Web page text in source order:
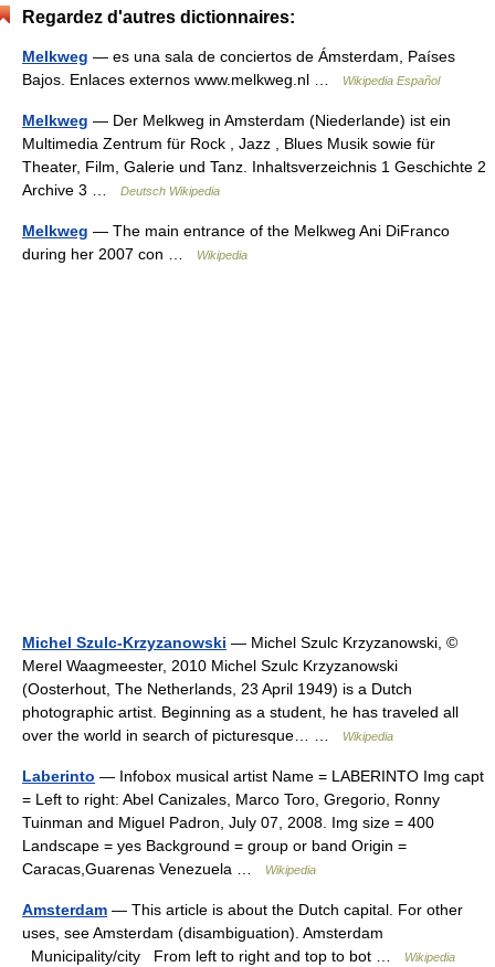
Regardez d'autres dictionnaires:
Melkweg — es una sala de conciertos de Ámsterdam, Países
Bajos. Enlaces externos www.melkweg.nl …
Wikipedia Español
Melkweg — Der Melkweg in Amsterdam (Niederlande) ist ein
Multimedia Zentrum für Rock , Jazz , Blues Musik sowie für
Theater, Film, Galerie und Tanz. Inhaltsverzeichnis 1 Geschichte 2
Archive 3 …
Deutsch Wikipedia
Melkweg — The main entrance of the Melkweg Ani DiFranco
during her 2007 con …
Wikipedia
Michel Szulc-Krzyzanowski — Michel Szulc Krzyzanowski, ©
Merel Waagmeester, 2010 Michel Szulc Krzyzanowski
(Oosterhout, The Netherlands, 23 April 1949) is a Dutch
photographic artist. Beginning as a student, he has traveled all
over the world in search of picturesque… …
Wikipedia
Laberinto — Infobox musical artist Name = LABERINTO Img capt
= Left to right: Abel Canizales, Marco Toro, Gregorio, Ronny
Tuinman and Miguel Padron, July 07, 2008. Img size = 400
Landscape = yes Background = group or band Origin =
Caracas,Guarenas Venezuela …
Wikipedia
Amsterdam — This article is about the Dutch capital. For other
uses, see Amsterdam (disambiguation). Amsterdam
Municipality/city From left to right and top to bot …
Wikipedia